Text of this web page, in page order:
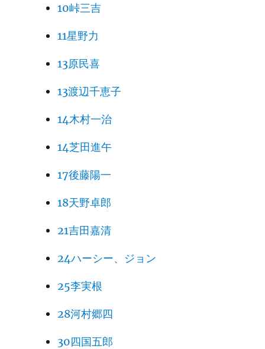
10峠三吉
11星野力
13原民喜
13渡辺千恵子
14木村一治
14芝田進午
17後藤陽一
18天野卓郎
21吉田嘉清
24ハーシー、ジョン
25李実根
28河村郷四
30四国五郎